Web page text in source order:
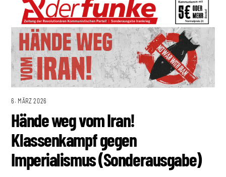
6. MÄRZ 2026
Hände weg vom Iran!
Klassenkampf gegen
Imperialismus (Sonderausgabe)